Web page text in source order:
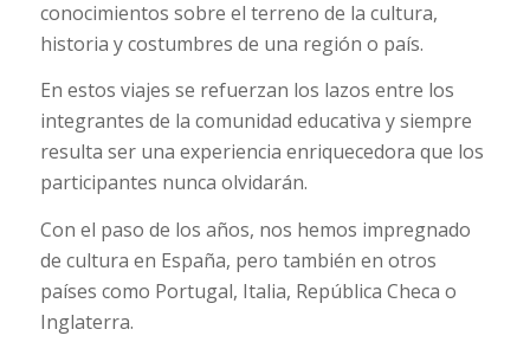
conocimientos sobre el terreno de la cultura,
historia y costumbres de una región o país.
En estos viajes se refuerzan los lazos entre los
integrantes de la comunidad educativa y siempre
resulta ser una experiencia enriquecedora que los
participantes nunca olvidarán.
Con el paso de los años, nos hemos impregnado
de cultura en España, pero también en otros
países como Portugal, Italia, República Checa o
Inglaterra.